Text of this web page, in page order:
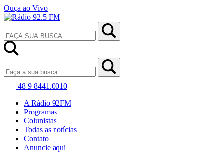
Ouça ao Vivo
48 9 8441.0010
A Rádio 92FM
Programas
Colunistas
Todas as notícias
Contato
Anuncie aqui